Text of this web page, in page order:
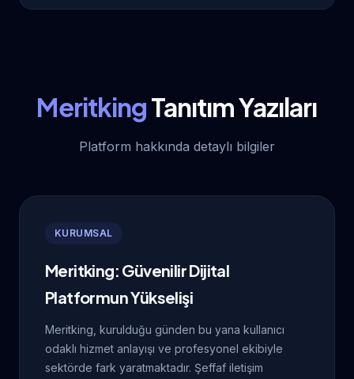
MeritkingTanıtım Yazıları
Platform hakkında detaylı bilgiler
KURUMSAL
Meritking: Güvenilir Dijital
Platformun Yükselişi
Meritking, kurulduğu günden bu yana kullanıcı
odaklı hizmet anlayışı ve profesyonel ekibiyle
sektörde fark yaratmaktadır. Şeffaf iletişim